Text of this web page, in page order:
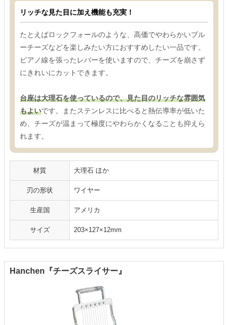
リッチな見た目に加え機能も充実！
たとえばロックフォールのような、高価でやわらかいブル
ーチーズなどを楽しみたい方におすすめしたい一品です。
ピアノ線を張ったレバーを使いますので、チーズを崩さず
にきれいにカットできます。
台座は大理石を使っているので、見た目のリッチな雰囲気
もよいです。またステンレスに比べると熱伝導率が低いた
め、チーズが温まって極度にやわらかくなることも抑えら
れます。
材質 大理石 ほか
刃の形状 ワイヤー
生産国 アメリカ
サイズ 203×127×12mm
Hanchen『チーズスライサー』